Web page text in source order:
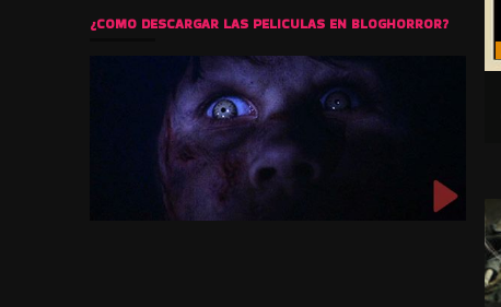
¿COMO DESCARGAR LAS PELICULAS EN BLOGHORROR?